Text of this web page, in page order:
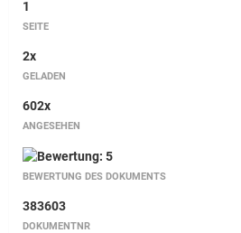
1
SEITE
2x
GELADEN
602x
ANGESEHEN
BEWERTUNG DES DOKUMENTS
383603
DOKUMENTNR